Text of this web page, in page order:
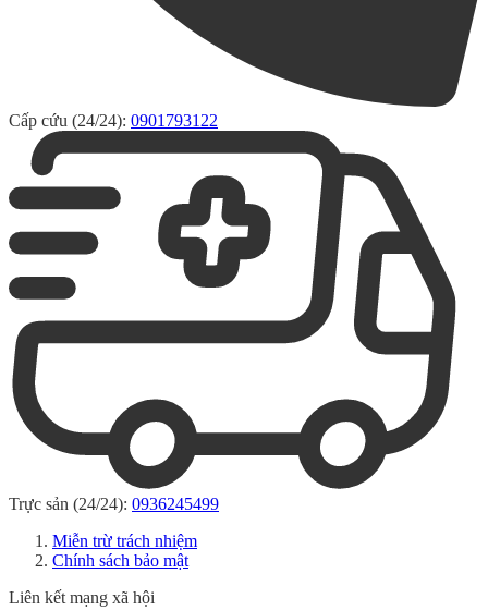
Cấp cứu (24/24): 0901793122
Trực sản (24/24): 0936245499
Miễn trừ trách nhiệm
Chính sách bảo mật
Liên kết mạng xã hội